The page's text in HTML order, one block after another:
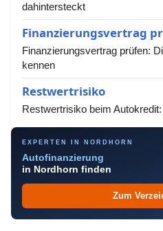
dahintersteckt
Finanzierungsvertrag
Finanzierungsvertrag prüfen:
kennen
Restwertrisiko
Restwertrisiko beim
EXPERTEN IN NORDHORN
Autofinanzierung
in Nordhorn finden
Zum